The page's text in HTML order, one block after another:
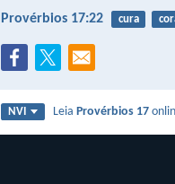
Provérbios 17:22 cura
NVI LeiaProvérbios 17